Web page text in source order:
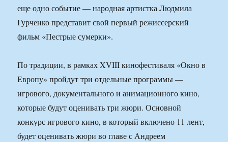
еще одно событие — народная артистка Людмила
Гурченко представит свой первый режиссерский
фильм «Пестрые сумерки».
По традиции, в рамках XVIII кинофестиваля «Окно в
Европу» пройдут три отдельные программы —
игрового, документального и анимационного кино,
которые будут оценивать три жюри. Основной
конкурс игрового кино, в который включено 11 лент,
будет оценивать жюри во главе с Андреем